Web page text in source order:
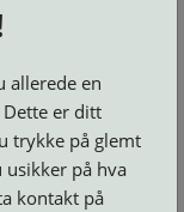
allerede en
Dette er ditt
trykke på glemt
usikker på hva
kontakt på